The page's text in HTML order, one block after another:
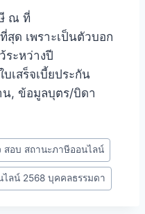
ณ ที่
ด เพราะเป็นตัวบอก
ระหว่างปี
เสร็จเบี้ยประกัน
น, ข้อมูลบุตร/บิดา
สอบ สถานะภาษีออนไลน์
ลน์ 2568 บุคคลธรรมดา